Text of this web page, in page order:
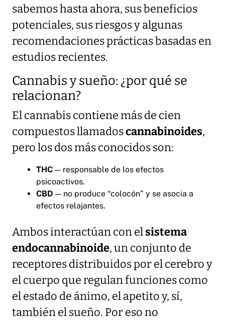
sabemos hasta ahora, sus beneficios
potenciales, sus riesgos y algunas
recomendaciones prácticas basadas en
estudios recientes.
Cannabis y sueño: ¿por qué se
relacionan?
El cannabis contiene más de cien
compuestos llamadoscannabinoides,
pero los dos más conocidos son:
THC — responsable de los efectos
psicoactivos.
CBD — no produce “colocón” y se asocia a
efectos relajantes.
Ambos interactúan con elsistema
endocannabinoide, un conjunto de
receptores distribuidos por el cerebro y
el cuerpo que regulan funciones como
el estado de ánimo, el apetito y, sí,
también el sueño. Por eso no